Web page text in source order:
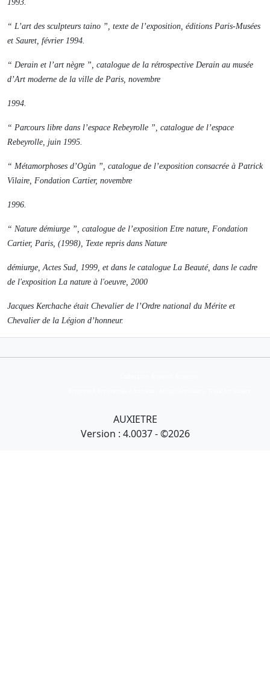
1993.
“ L’art des sculpteurs taino ”, texte de l’exposition, éditions Paris-Musées
et Sauret, février 1994.
“ Derain et l’art nègre ”, catalogue de la rétrospective Derain au musée
d’Art moderne de la ville de Paris, novembre
1994.
“ Parcours libre dans l’espace Rebeyrolle ”, catalogue de l’espace
Rebeyrolle, juin 1995.
“ Métamorphoses d’Ogùn ”, catalogue de l’exposition consacrée à Patrick
Vilaire, Fondation Cartier, novembre
1996.
“ Nature démiurge ”, catalogue de l’exposition Etre nature, Fondation
Cartier, Paris, (1998), Texte repris dans Nature
démiurge, Actes Sud, 1999, et dans le catalogue La Beauté, dans le cadre
de l'exposition La nature à l'oeuvre, 2000
Jacques Kerchache était Chevalier de l’Ordre national du Mérite et
Chevalier de la Légion d’honneur.
AUXIETRE
Version : 4.0037 - ©2026